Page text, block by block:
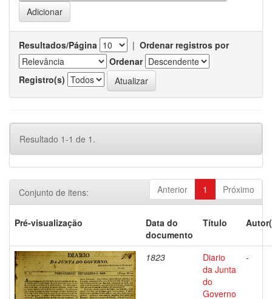
Resultados/Página | Ordenar registros por
Ordenar
Registro(s)
Resultado 1-1 de 1.
Anterior 1 Próximo
Conjunto de itens:
Pré-visualização
Data do
documento
Título
1823
Diario
da Junta
do
Governo
-